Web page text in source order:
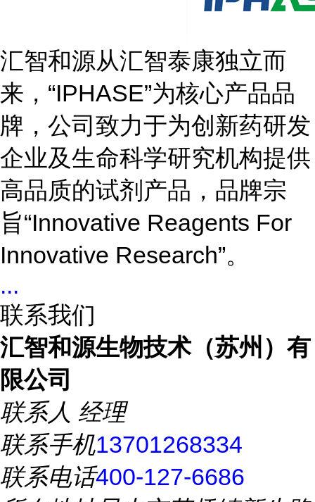
汇智和源从汇智泰康独立而
来，“IPHASE”为核心产品品
牌，公司致力于为创新药研发
企业及生命科学研究机构提供
高品质的试剂产品，品牌宗
旨“Innovative Reagents For
Innovative Research”。
...
联系我们
汇智和源生物技术（苏州）有
限公司
联系人 经理
联系手机13701268334
联系电话400-127-6686